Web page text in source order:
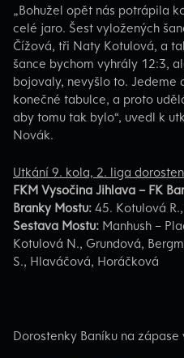
„Bohužel opět nás potrápila
celé jaro. Šest vyložených
Čížová, tři Naty Kotulová, a
šance bychom vyhrály 12:3,
bojovaly, nevyšlo to. Jedeme
konečné tabulce, a proto
aby tomu tak bylo“, uvedl k
Novák.
Utkání 9. kola, 2. liga
FKM Vysočina Jihlava – FK
Branky Mostu: 45. Kotulová
Sestava Mostu: Manhush –
Kotulová N., Grundová,
S., Hlaváčová, Horáčková
Dorostenky Baníku na zápase